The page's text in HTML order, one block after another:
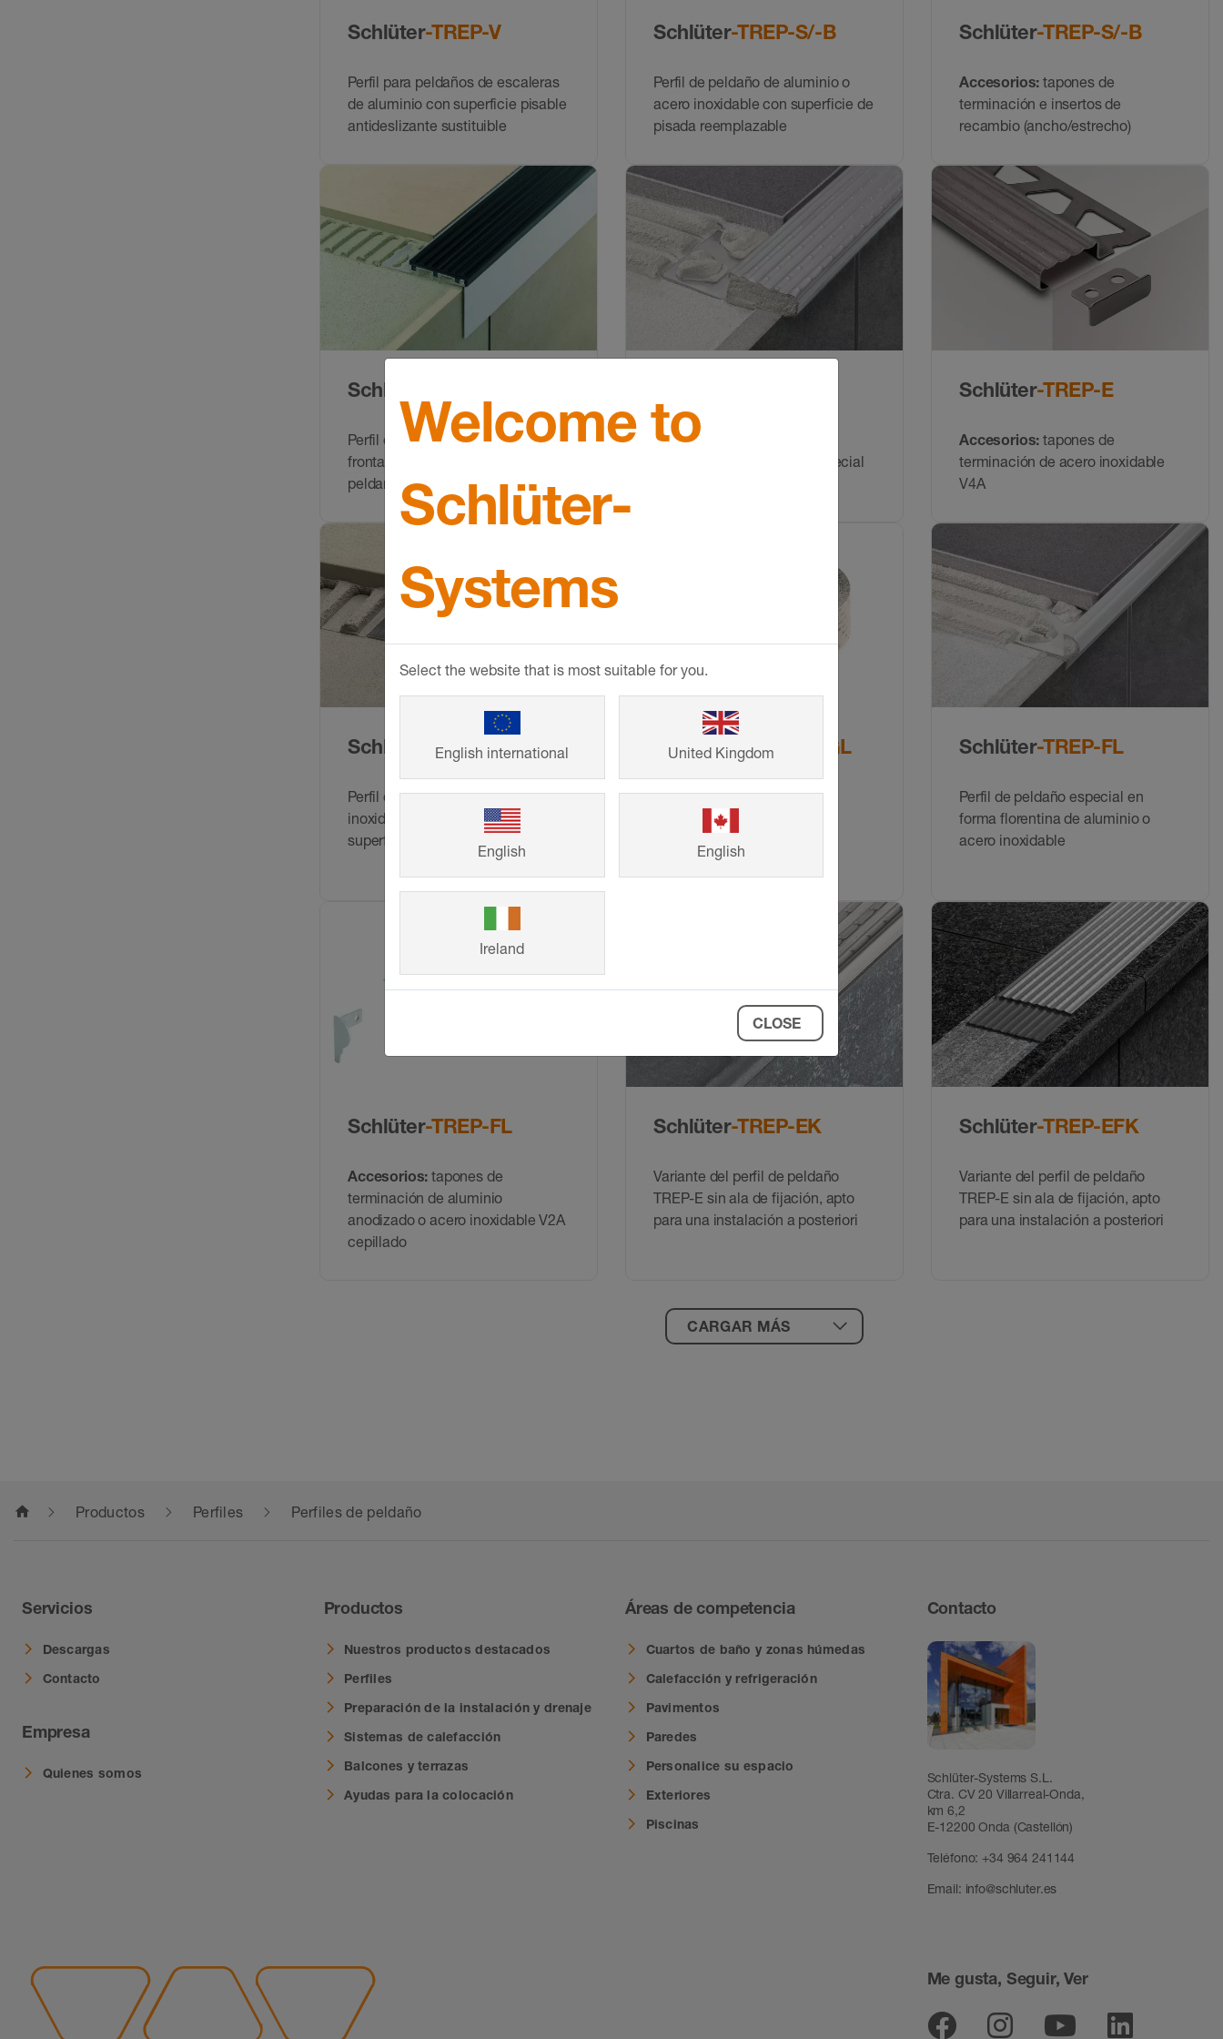
Schlüter-TREP-V
Perfil para peldaños de escaleras
de aluminio con superficie pisable
antideslizante sustituible
Schlüter-TREP-S/-B
Perfil de peldaño de aluminio o
acero inoxidable con superficie de
pisada reemplazable
Schlüter-TREP-S/-B
Accesorios:tapones de
terminación e insertos de
recambio (ancho/estrecho)
Schlüter
Perfil de revestimiento de bordes
frontales para perfiles para
peldaños TREP-S/-B
Perfil de peldaño de acero
inoxidable con perfilado especial
Schlüter-TREP-E
Accesorios:tapones de
terminación de acero inoxidable
V4A
Schlüter -TREP-G/-GL
Perfil de peldaño de acero
inoxidable cepillado con
superficie antideslizante adherida
Schlüter-TREP-G/-GL
Accesorios:cintas
antideslizantes (R10 / R11) y
(ancho/estrecho)
Schlüter-TREP-FL
Perfil de peldaño especial en
forma florentina de aluminio o
acero inoxidable
Schlüter-TREP-FL
Accesorios:tapones de
terminación de aluminio
anodizado o acero inoxidable V2A
cepillado
Schlüter-TREP-EK
Variante del perfil de peldaño
TREP-E sin ala de fijación, apto
para una instalación a posteriori
Schlüter-TREP-EFK
Variante del perfil de peldaño
TREP-E sin ala de fijación, apto
para una instalación a posteriori
CARGAR MÁS
home Productos Perfiles Perfiles de peldaño
Servicios
Descargas
Contacto
Empresa
Quienes somos
Productos
Nuestros productos destacados
Perfiles
Preparación de la instalación y drenaje
Sistemas de calefacción
Balcones y terrazas
Ayudas para la colocación
Áreas de competencia
Cuartos de baño y zonas húmedas
Calefacción y refrigeración
Pavimentos
Paredes
Personalice su espacio
Exteriores
Piscinas
Contacto
Schlüter-Systems S.L.
Ctra. CV 20 Villarreal-Onda,
km 6,2
E-12200 Onda (Castellón)
Teléfono:+34 964 241144
Email: info@schluter.es
Me gusta, Seguir, Ver
Facebook
Instagram
Youtube
Welcome to
Schlüter-
Systems
Select the website that is most suitable for you.
English international United Kingdom
English English
Ireland
CLOSE